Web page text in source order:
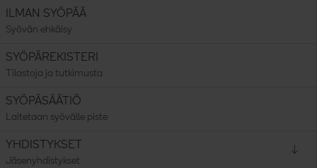
ILMAN SYÖPÄÄ
Syövän ehkäisy
SYÖPÄREKISTERI
Tilastoja ja tutkimusta
SYÖPÄSÄÄTIÖ
Laitetaan syövälle piste
Avaa valikko:
YHDISTYKSET
Jäsenyhdistykset